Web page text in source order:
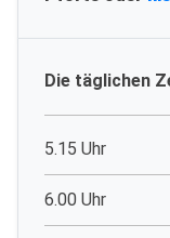
Die täglichen
5.15 Uhr
6.00 Uhr